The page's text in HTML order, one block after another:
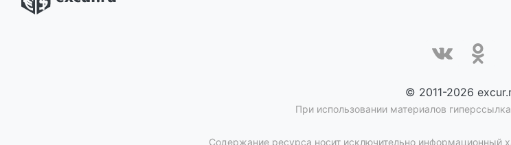
© 2011-2026
При использовании материалов
Содержание ресурса носит исключительно информационный